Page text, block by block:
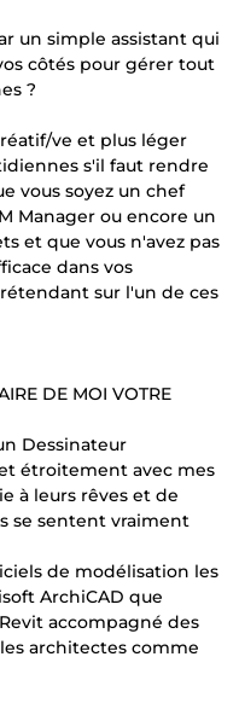
un simple assistant qui
côtés pour gérer tout
?
ve et plus léger
s'il faut rendre
vous soyez un chef
Manager ou encore un
et que vous n'avez pas
dans vos
sur l'un de ces
DE MOI VOTRE
Dessinateur
étroitement avec mes
à leurs rêves et de
se sentent vraiment
de modélisation les
ArchiCAD que
accompagné des
architectes comme